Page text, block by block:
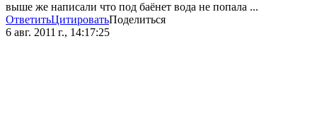
выше же написали что под баёнет вода не попала ...
ОтветитьЦитироватьПоделиться
6 авг. 2011 г., 14:17:25